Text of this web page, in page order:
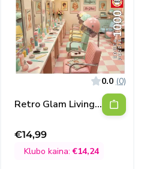
0.0 (0)
Retro Glam Living
Išpardavimo
kaina
€14,99
Klubo kaina:€14,24